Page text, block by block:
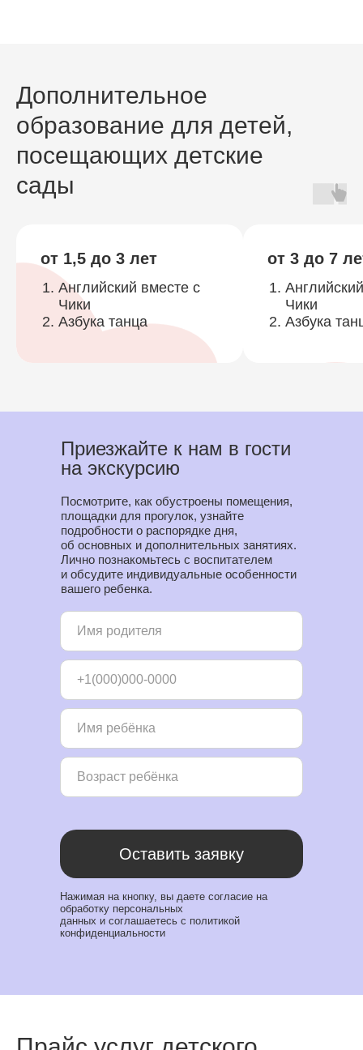
Дополнительное
образование для детей,
посещающих детские
сады
от 1,5 до 3 лет
Английский вместе с
Чики
Азбука танца
от 3 до 7
Чики
Азбука
Оставить заявку
Нажимая на кнопку, вы даете согласие на
обработку персональных
данных и соглашаетесь c политикой
конфиденциальности
Посмотрите, как обустроены помещения,
площадки для прогулок, узнайте
подробности о распорядке дня,
об основных и дополнительных занятиях.
Лично познакомьтесь с воспитателем
и обсудите индивидуальные особенности
вашего ребенка.
Приезжайте к нам в гости
на экскурсию